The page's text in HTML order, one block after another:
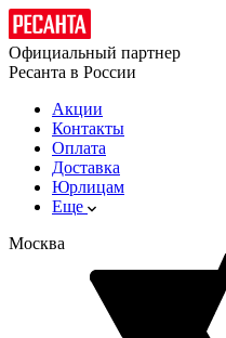
Официальный партнер
Ресанта в России
Акции
Контакты
Оплата
Доставка
Юрлицам
Еще
Москва